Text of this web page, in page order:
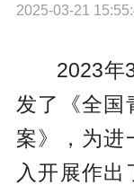
2025-03-21
2023年
发了《全国
案》，为进
入开展作出